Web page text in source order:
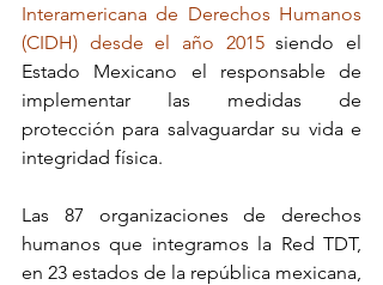
Interamericana de Derechos Humanos
(CIDH) desde el año 2015 siendo el
Estado Mexicano el responsable de
implementar las medidas de
protección para salvaguardar su vida e
integridad física.
Las 87 organizaciones de derechos
humanos que integramos la Red TDT,
en 23 estados de la república mexicana,